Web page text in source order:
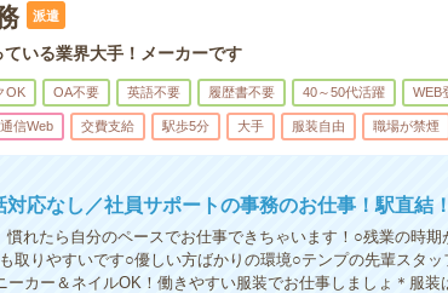
派遣
いる業界大手！メーカーです
OK OA不要 英語不要 履歴書不要 40～50代活躍 WEB
信Web 交費支給 駅歩5分 大手 服装自由 職場が禁煙
対応なし／社員サポートの事務のお仕事！駅直結
慣れたら自分のペースでお仕事できちゃいます！○残業の時期
取りやすいです○優しい方ばかりの環境○テンプの先輩スタッ
ーカー＆ネイルOK！働きやすい服装でお仕事しましょ＊服装